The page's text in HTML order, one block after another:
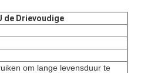
de Drievoudige
om lange levensduur te